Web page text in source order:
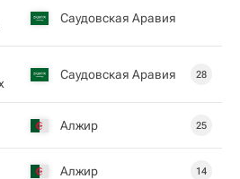
Саудовская Аравия
Саудовская Аравия 28
Алжир 25
Алжир 14